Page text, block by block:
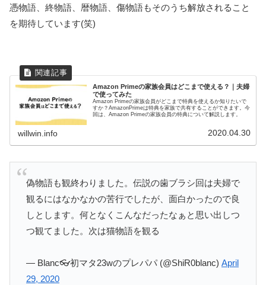
憑物語、終物語、暦物語、傷物語もそのうち解放されること
を期待しています(笑)
Amazon Primeの家族会員はどこまで使える？｜夫婦
で使ってみた
Amazon Primeの家族会員がどこまで特典を使えるか知りたいで
すか？AmazonPrimeは特典を家族で共有することができます。今
回は、Amazon Primeの家族会員の特典について解説します。
willwin.info 2020.04.30
偽物語も観終わりました。伝説の歯ブラシ回は夫婦で
観るにはなかなかの苦行でしたが、面白かったので良
しとします。何となくこんなだったなぁと思い出しつ
つ観てました。次は猫物語を観る
— Blanc👓初マタ23wのプレパパ (@ShiR0blanc) April
29, 2020